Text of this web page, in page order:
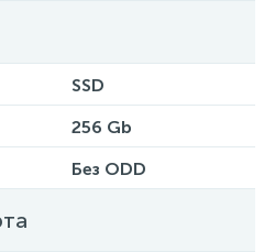
SSD
256 Gb
Без ODD